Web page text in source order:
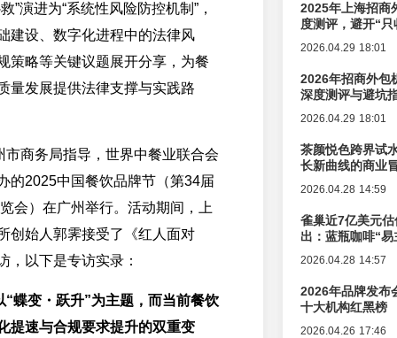
”演进为“系统性风险防控机制”，
建设、数字化进程中的法律风
策略等关键议题展开分享，为餐
量发展提供法律支撑与实践路
市商务局指导，世界中餐业联合会
的2025中国餐饮品牌节（第34届
会）在广州举行。活动期间，上
创始人郭霁接受了《红人面对
，以下是专访实录：
“蝶变・跃升”为主题，而当前餐饮
提速与合规要求提升的双重变
2025年上海招商
度测评，避开“
2026.04.29 18:01
2026年招商外包
深度测评与避坑
2026.04.29 18:01
茶颜悦色跨界试
长新曲线的商业
2026.04.28 14:59
雀巢近7亿美元
出：蓝瓶咖啡“
2026.04.28 14:57
2026年品牌发布
十大机构红黑榜
2026.04.26 17:46